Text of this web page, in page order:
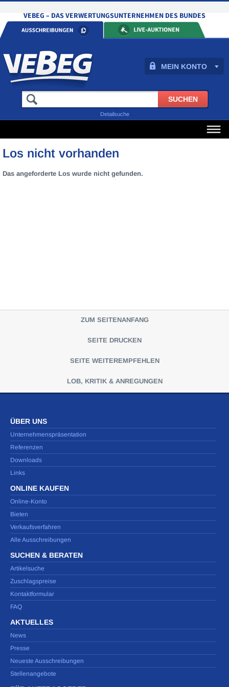
MEIN KONTO
Detailsuche
Los nicht vorhanden
Das angeforderte Los wurde nicht gefunden.
ZUM SEITENANFANG
SEITE DRUCKEN
SEITE WEITEREMPFEHLEN
LOB, KRITIK & ANREGUNGEN
ÜBER UNS
Unternehmenspräsentation
Referenzen
Downloads
Links
ONLINE KAUFEN
Online-Konto
Bieten
Verkaufsverfahren
Alle Ausschreibungen
SUCHEN & BERATEN
Artikelsuche
Zuschlagspreise
Kontaktformular
FAQ
AKTUELLES
News
Presse
Neueste Ausschreibungen
Stellenangebote